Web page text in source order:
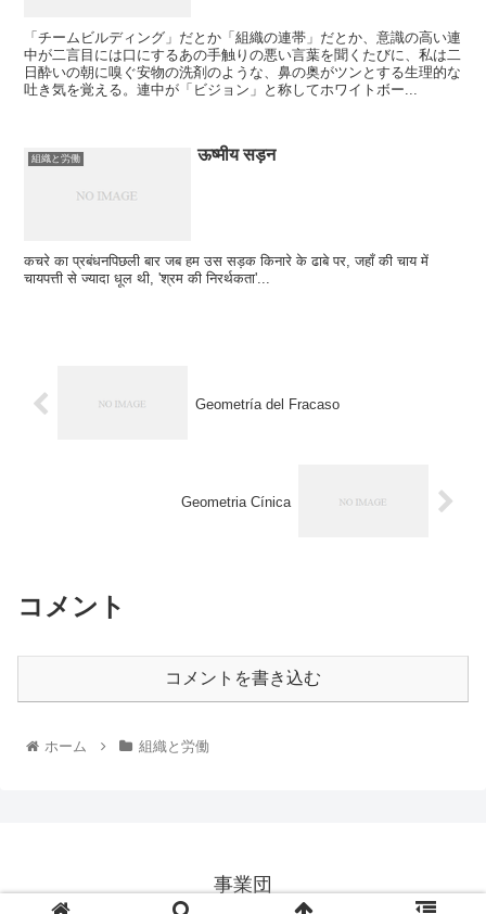
「チームビルディング」だとか「組織の連帯」だとか、意識の高い連
中が二言目には口にするあの手触りの悪い言葉を聞くたびに、私は二
日酔いの朝に嗅ぐ安物の洗剤のような、鼻の奥がツンとする生理的な
吐き気を覚える。連中が「ビジョン」と称してホワイトボー...
組織と労働 ऊष्मीय सड़न
कचरे का प्रबंधनपिछली बार जब हम उस सड़क किनारे के ढाबे पर, जहाँ की चाय में
चायपत्ती से ज्यादा धूल थी, 'श्रम की निरर्थकता'...
Geometría del Fracaso
Geometria Cínica
コメント
コメントを書き込む
ホーム 組織と労働
事業団